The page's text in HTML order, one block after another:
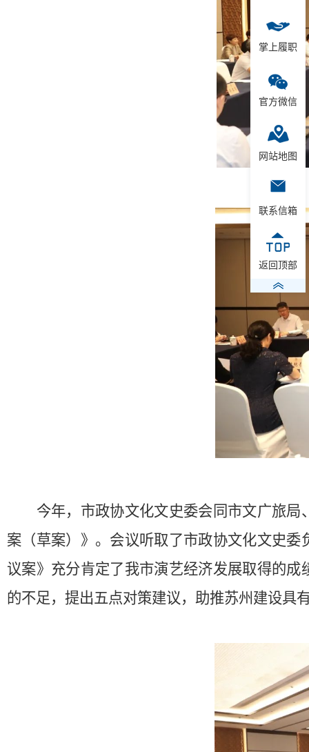
今年，市政协文化文史委会同市文广旅
案（草案）》。会议听取了市政协文化文史
议案》充分肯定了我市演艺经济发展取得的
的不足，提出五点对策建议，助推苏州建设具
掌上履职
官方微信
网站地图
联系信箱
返回顶部